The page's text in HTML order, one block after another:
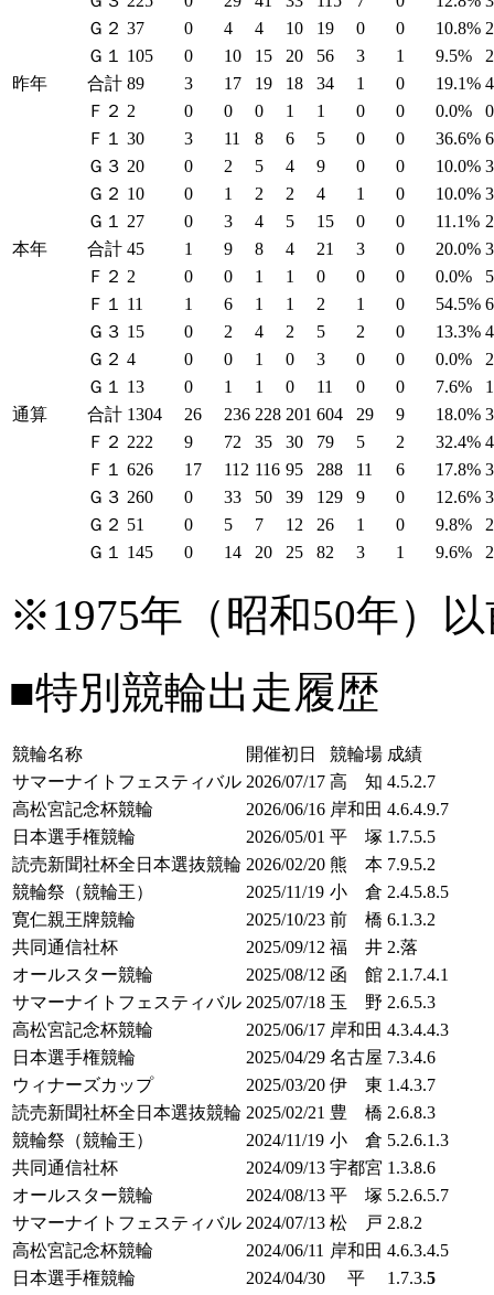
Ｇ２ 37 0 4 4 10 19 0 0 10.8%
Ｇ１
105 0 10 15 20 56 3 1 9.5%
昨年
合計 89 3 17 19 18 34 1 0 19.1%
Ｆ２ 2 0 0 0 1 1 0 0 0.0%
Ｆ１
30 3 11 8 6 5 0 0 36.6%
Ｇ３ 20 0 2 5 4 9 0 0 10.0%
Ｇ２ 10 0 1 2 2 4 1 0 10.0%
Ｇ１
27 0 3 4 5 15 0 0 11.1%
本年
合計 45 1 9 8 4 21 3 0 20.0%
Ｆ２ 2 0 0 1 1 0 0 0 0.0%
Ｆ１
11 1 6 1 1 2 1 0 54.5%
Ｇ３ 15 0 2 4 2 5 2 0 13.3%
Ｇ２ 4 0 0 1 0 3 0 0 0.0%
Ｇ１
13 0 1 1 0 11 0 0 7.6%
通算
合計 1304 26 236 228 201 604 29 9 18.0%
Ｆ２ 222 9 72 35 30 79 5 2 32.4%
Ｆ１
626 17 112 116 95 288 11 6 17.8%
Ｇ３ 260 0 33 50 39 129 9 0 12.6%
Ｇ２ 51 0 5 7 12 26 1 0 9.8%
Ｇ１
145 0 14 20 25 82 3 1 9.6%
※1975年（昭和50年）
■特別競輪出走履歴
競輪名称 開催初日 競輪場 成績
サマーナイトフェスティバル 2026/07/17 高 知 4.5.2.7
高松宮記念杯競輪
2026/06/16 岸和田 4.6.4.9.7
日本選手権競輪
2026/05/01 平 塚 1.7.5.5
読売新聞社杯全日本選抜競輪 2026/02/20 熊 本 7.9.5.2
競輪祭（競輪王）
2025/11/19 小 倉 2.4.5.8.5
寛仁親王牌競輪
2025/10/23 前 橋 6.1.3.2
共同通信社杯
2025/09/12 福 井 2.落
オールスター競輪
2025/08/12 函 館 2.1.7.4.1
サマーナイトフェスティバル 2025/07/18 玉 野 2.6.5.3
高松宮記念杯競輪
2025/06/17 岸和田 4.3.4.4.3
日本選手権競輪
2025/04/29 名古屋 7.3.4.6
ウィナーズカップ
2025/03/20 伊 東 1.4.3.7
読売新聞社杯全日本選抜競輪 2025/02/21 豊 橋 2.6.8.3
競輪祭（競輪王）
2024/11/19 小 倉 5.2.6.1.3
共同通信社杯
2024/09/13 宇都宮 1.3.8.6
オールスター競輪
2024/08/13 平 塚 5.2.6.5.7
サマーナイトフェスティバル 2024/07/13 松 戸 2.8.2
高松宮記念杯競輪
2024/06/11 岸和田 4.6.3.4.5
日本選手権競輪
2024/04/30 平 1.7.3.5